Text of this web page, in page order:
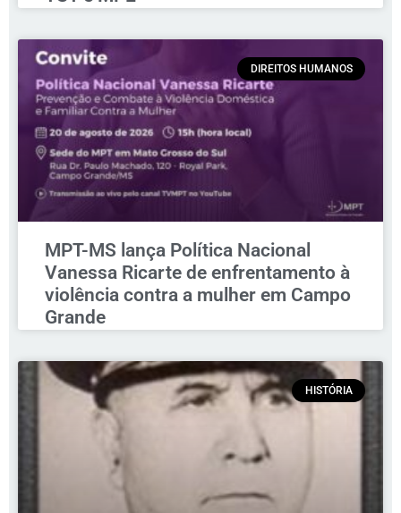
DIREITOS HUMANOS
MPT-MS lança Política Nacional
Vanessa Ricarte de enfrentamento à
violência contra a mulher em Campo
Grande
HISTÓRIA